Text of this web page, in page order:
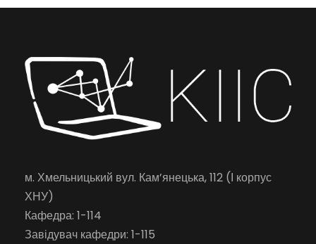
м. Хмельницький вул. Кам’янецька, 112 (І корпус
ХНУ)
Кафедра: 1-114
Завідувач кафедри: 1-115